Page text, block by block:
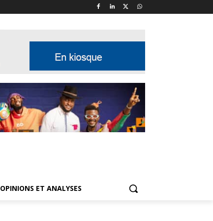
OPINIONS ET ANALYSES